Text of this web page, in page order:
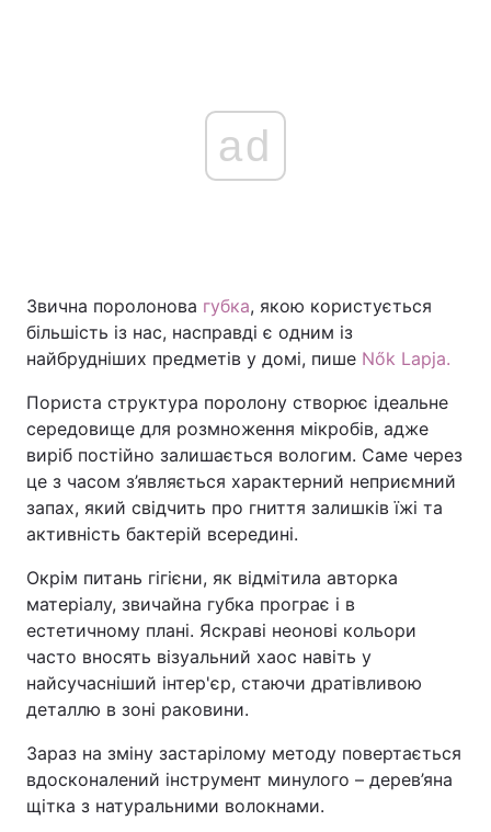
ad
Звична поролонова губка, якою користується
більшість із нас, насправді є одним із
найбрудніших предметів у домі, пише Nők Lapja.
Пориста структура поролону створює ідеальне
середовище для розмноження мікробів, адже
виріб постійно залишається вологим. Саме через
це з часом з’являється характерний неприємний
запах, який свідчить про гниття залишків їжі та
активність бактерій всередині.
Окрім питань гігієни, як відмітила авторка
матеріалу, звичайна губка програє і в
естетичному плані. Яскраві неонові кольори
часто вносять візуальний хаос навіть у
найсучасніший інтер'єр, стаючи дратівливою
деталлю в зоні раковини.
Зараз на зміну застарілому методу повертається
вдосконалений інструмент минулого – дерев’яна
щітка з натуральними волокнами.